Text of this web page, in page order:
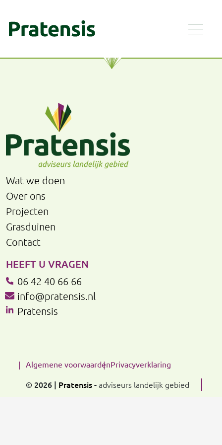
Wat we doen
Over ons
Projecten
Grasduinen
Contact
HEEFT U VRAGEN
06 42 40 66 66
info@pratensis.nl
Pratensis
© 2026 | Pratensis-adviseurs landelijk gebied
Algemene voorwaardenPrivacyverklaring